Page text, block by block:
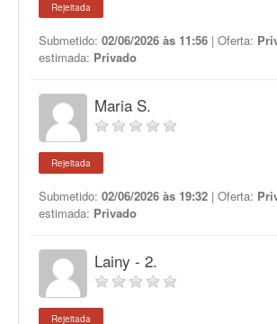
Rejeitada
Submetido: 02/06/2026 às 11:56 | Oferta:
estimada: Privado
Maria S.
Rejeitada
Submetido: 02/06/2026 às 19:32 | Oferta:
estimada: Privado
Lainy - 2.
Rejeitada